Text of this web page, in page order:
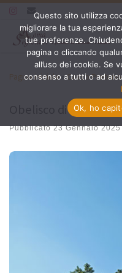
Passa al contenuto
Pagina iniziale »Castro Pretorio
Obelisco di Dogali
Pubblicato23 Gennaio 2025
Questo sito utilizza
migliorare la tua
tue preferenze.
pagina o cliccando
all’uso dei cookie. Se
consenso a tutti o ad
Ok, ho